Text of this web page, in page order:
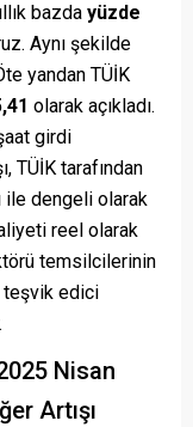
bazda yüzde
Aynı şekilde
yandan TÜİK
olarak açıkladı.
girdi
TÜİK tarafından
ile dengeli olarak
reel olarak
temsilcilerinin
teşvik edici
Nisan
Artışı